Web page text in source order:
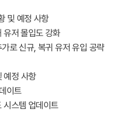
및 예정 사항
유저 몰입도 강화
로 신규, 복귀 유저 유입 공략
예정 사항
이트
시스템 업데이트